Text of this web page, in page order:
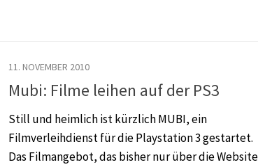
11. NOVEMBER 2010
Mubi: Filme leihen auf der PS3
Still und heimlich ist kürzlich MUBI, ein
Filmverleihdienst für die Playstation 3 gestartet.
Das Filmangebot, das bisher nur über die Website